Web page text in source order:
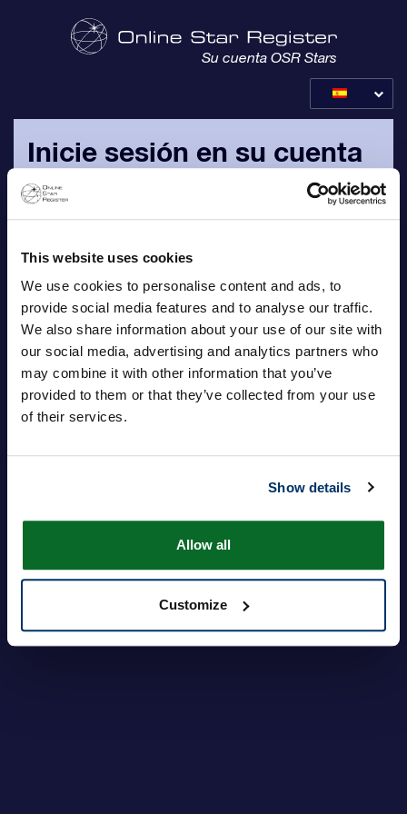
This website uses cookies
We use cookies to personalise content and ads, to
provide social media features and to analyse our traffic.
We also share information about your use of our site with
our social media, advertising and analytics partners who
may combine it with other information that you’ve
provided to them or that they’ve collected from your use
of their services.
Show details
Allow all
Customize
Su cuenta OSR Stars
Inicie sesión en su cuenta
OSR
Correo electrónico
Contraseña
¿Olvidó su contraseña?
Inicie sesión